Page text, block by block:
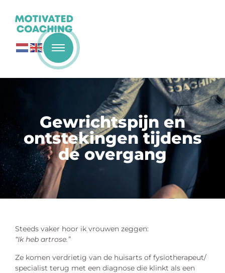
Gewrichtspijn en
ontstekingen tijdens
de overgang
Steeds vaker hoor ik vrouwen zeggen:
“Ik heb artrose.”
Ze komen verdrietig van de huisarts of fysiotherapeut/
specialist terug met een diagnose die klinkt als een